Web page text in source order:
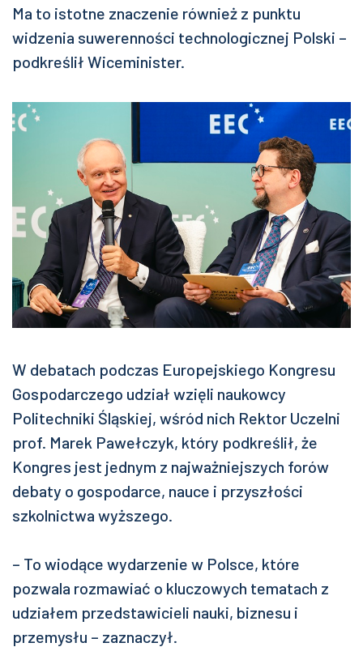
Ma to istotne znaczenie również z punktu
widzenia suwerenności technologicznej Polski –
podkreślił Wiceminister.
W debatach podczas Europejskiego Kongresu
Gospodarczego udział wzięli naukowcy
Politechniki Śląskiej, wśród nich Rektor Uczelni
prof. Marek Pawełczyk, który podkreślił, że
Kongres jest jednym z najważniejszych forów
debaty o gospodarce, nauce i przyszłości
szkolnictwa wyższego.
– To wiodące wydarzenie w Polsce, które
pozwala rozmawiać o kluczowych tematach z
udziałem przedstawicieli nauki, biznesu i
przemysłu – zaznaczył.